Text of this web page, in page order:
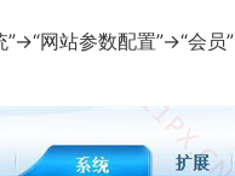
网站参数配置”→“会员”